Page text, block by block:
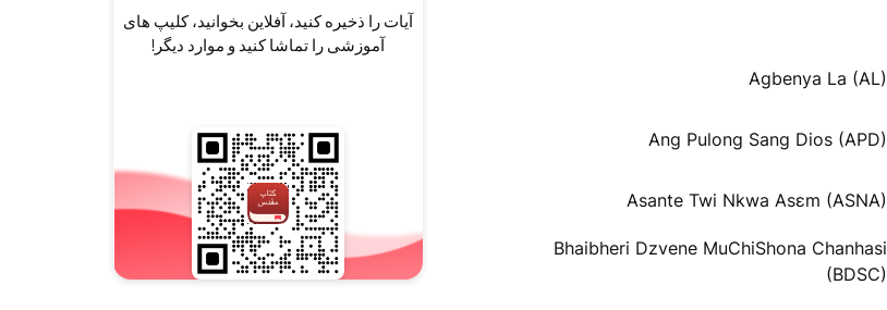
Agbenya La (AL)
Ang Pulong Sang Dios (APD)
Asante Twi Nkwa Asɛm (ASNA)
Bhaibheri Dzvene MuChiShona Chanhasi
(BDSC)
آیات را ذخیره کنید، آفلاین بخوانید، کلیپ های
آموزشی را تماشا کنید و موارد دیگر!